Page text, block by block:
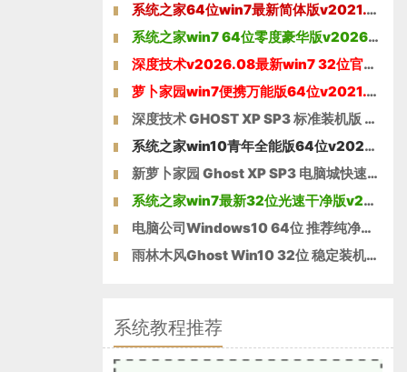
系统之家64位win7最新简体版v2021.10
系统之家win7 64位零度豪华版v2026.08免激活
深度技术v2026.08最新win7 32位官网清爽版
萝卜家园win7便携万能版64位v2021.12免激活
深度技术 GHOST XP SP3 标准装机版 V2016.05
系统之家win10青年全能版64位v2026.08免激活
新萝卜家园 Ghost XP SP3 电脑城快速装机版2014年11月版
系统之家win7最新32位光速干净版v2026.08
电脑公司Windows10 64位 推荐纯净版 2021
雨林木风Ghost Win10 32位 稳定装机版 2021
系统教程推荐